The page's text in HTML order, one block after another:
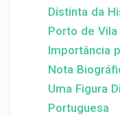
Distinta da
Porto de
Importância
Nota
Uma Figura
Portuguesa